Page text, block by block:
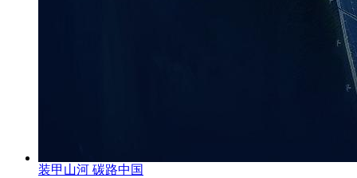
装甲山河 碳路中国